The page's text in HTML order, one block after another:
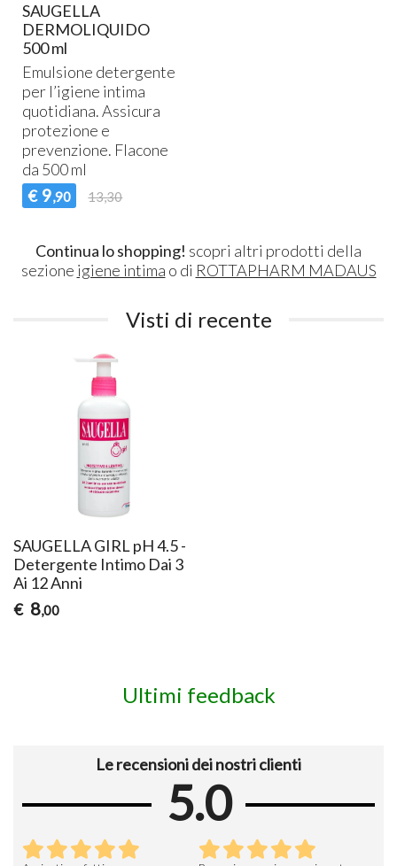
SAUGELLA
DERMOLIQUIDO
500 ml
Emulsione detergente
per l’igiene intima
quotidiana. Assicura
protezione e
prevenzione. Flacone
da 500 ml
€ 9,90 13,30
Continua lo shopping! scopri altri prodotti della
sezione igiene intima o di ROTTAPHARM MADAUS
Visti di recente
SAUGELLA GIRL pH 4.5 -
Detergente Intimo Dai 3
Ai 12 Anni
€ 8,00
Ultimi feedback
Le recensioni dei nostri clienti
5.0